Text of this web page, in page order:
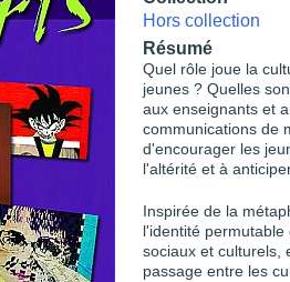
Hors collection
Résumé
Quel rôle joue la
jeunes ? Quelles
aux enseignants et
communications de
d'encourager les
l'altérité et à
Inspirée de la
l'identité
sociaux et culturels,
passage entre les